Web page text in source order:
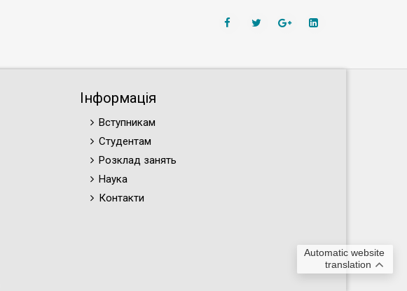
Automatic website
translation
Інформація
Вступникам
Студентам
Розклад занять
Наука
Контакти